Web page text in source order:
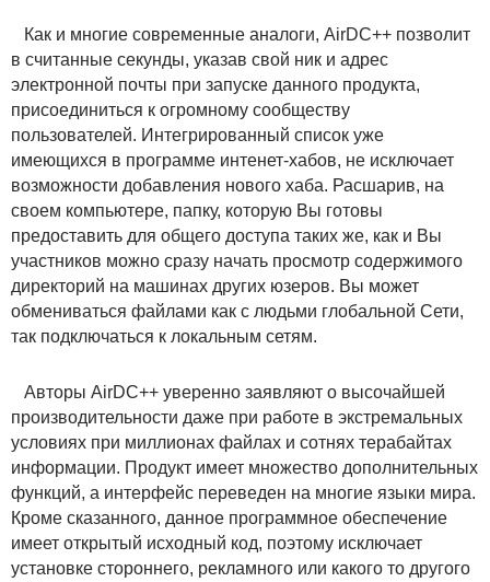
Как и многие современные аналоги, AirDC++ позволит
в считанные секунды, указав свой ник и адрес
электронной почты при запуске данного продукта,
присоединиться к огромному сообществу
пользователей. Интегрированный список уже
имеющихся в программе интенет-хабов, не исключает
возможности добавления нового хаба. Расшарив, на
своем компьютере, папку, которую Вы готовы
предоставить для общего доступа таких же, как и Вы
участников можно сразу начать просмотр содержимого
директорий на машинах других юзеров. Вы может
обмениваться файлами как с людьми глобальной Сети,
так подключаться к локальным сетям.
Авторы AirDC++ уверенно заявляют о высочайшей
производительности даже при работе в экстремальных
условиях при миллионах файлах и сотнях терабайтах
информации. Продукт имеет множество дополнительных
функций, а интерфейс переведен на многие языки мира.
Кроме сказанного, данное программное обеспечение
имеет открытый исходный код, поэтому исключает
установке стороннего, рекламного или какого то другого